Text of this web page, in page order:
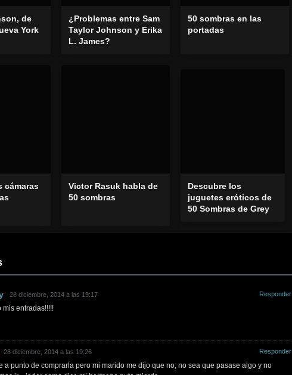
de
York
¿Problemas entre Sam
Taylor Johnson y Erika
L. James?
50 sombras en las
portadas
cámaras
Victor Rasuk habla de
50 sombras
Descubre los
juguetes eróticos de
50 Sombras de Grey
28 diciembre, 2014 a las 19:17
mis entradas!!!!!
Responder
28 diciembre, 2014 a las 19:26
a punto de comprarla pero mi marido me dijo que no, no sea que pasase algo y no
Responder